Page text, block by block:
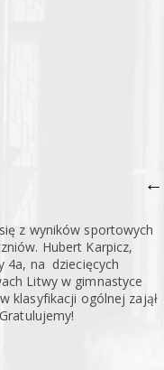
←
z wyników sportowych
Hubert Karpicz,
4a, na dziecięcych
Litwy w gimnastyce
klasyfikacji ogólnej zajął